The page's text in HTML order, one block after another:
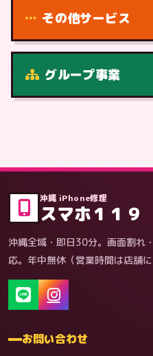
症状・内容から
その他サービス
グループ事業
沖縄 iPhone修理
スマホ１１９
沖縄全域・即日30分。画面割れ
応。年中無休（営業時間は店舗に
お問い合わせ